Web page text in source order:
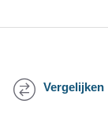
Vergelijken